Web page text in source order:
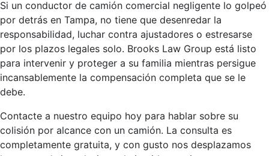
Si un conductor de camión comercial negligente lo golpeó
por detrás en Tampa, no tiene que desenredar la
responsabilidad, luchar contra ajustadores o estresarse
por los plazos legales solo. Brooks Law Group está listo
para intervenir y proteger a su familia mientras persigue
incansablemente la compensación completa que se le
debe.
Contacte a nuestro equipo hoy para hablar sobre su
colisión por alcance con un camión. La consulta es
completamente gratuita, y con gusto nos desplazamos